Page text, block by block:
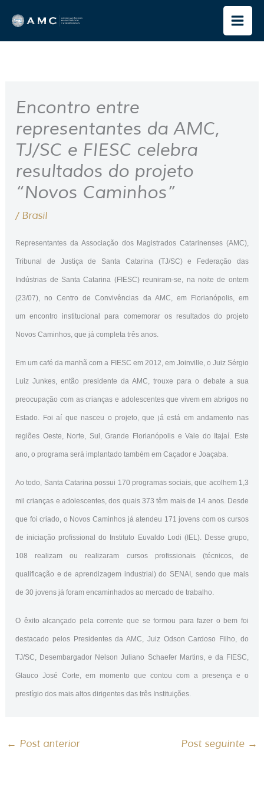
para
o
Encontro entre
representantes da AMC,
TJ/SC e FIESC celebra
resultados do projeto
“Novos Caminhos”
/ Brasil
Representantes da Associação dos Magistrados Catarinenses (AMC),
Tribunal de Justiça de Santa Catarina (TJ/SC) e Federação das
Indústrias de Santa Catarina (FIESC) reuniram-se, na noite de ontem
(23/07), no Centro de Convivências da AMC, em Florianópolis, em
um encontro institucional para comemorar os resultados do projeto
Novos Caminhos, que já completa três anos.
Em um café da manhã com a FIESC em 2012, em Joinville, o Juiz Sérgio
Luiz Junkes, então presidente da AMC, trouxe para o debate a sua
preocupação com as crianças e adolescentes que vivem em abrigos no
Estado. Foi aí que nasceu o projeto, que já está em andamento nas
regiões Oeste, Norte, Sul, Grande Florianópolis e Vale do Itajaí. Este
ano, o programa será implantado também em Caçador e Joaçaba.
Ao todo, Santa Catarina possui 170 programas sociais, que acolhem 1,3
mil crianças e adolescentes, dos quais 373 têm mais de 14 anos. Desde
que foi criado, o Novos Caminhos já atendeu 171 jovens com os cursos
de iniciação profissional do Instituto Euvaldo Lodi (IEL). Desse grupo,
108 realizam ou realizaram cursos profissionais (técnicos, de
qualificação e de aprendizagem industrial) do SENAI, sendo que mais
de 30 jovens já foram encaminhados ao mercado de trabalho.
O êxito alcançado pela corrente que se formou para fazer o bem foi
destacado pelos Presidentes da AMC, Juiz Odson Cardoso Filho, do
TJ/SC, Desembargador Nelson Juliano Schaefer Martins, e da FIESC,
Glauco José Corte, em momento que contou com a presença e o
prestígio dos mais altos dirigentes das três Instituições.
← Post anterior Post seguinte →